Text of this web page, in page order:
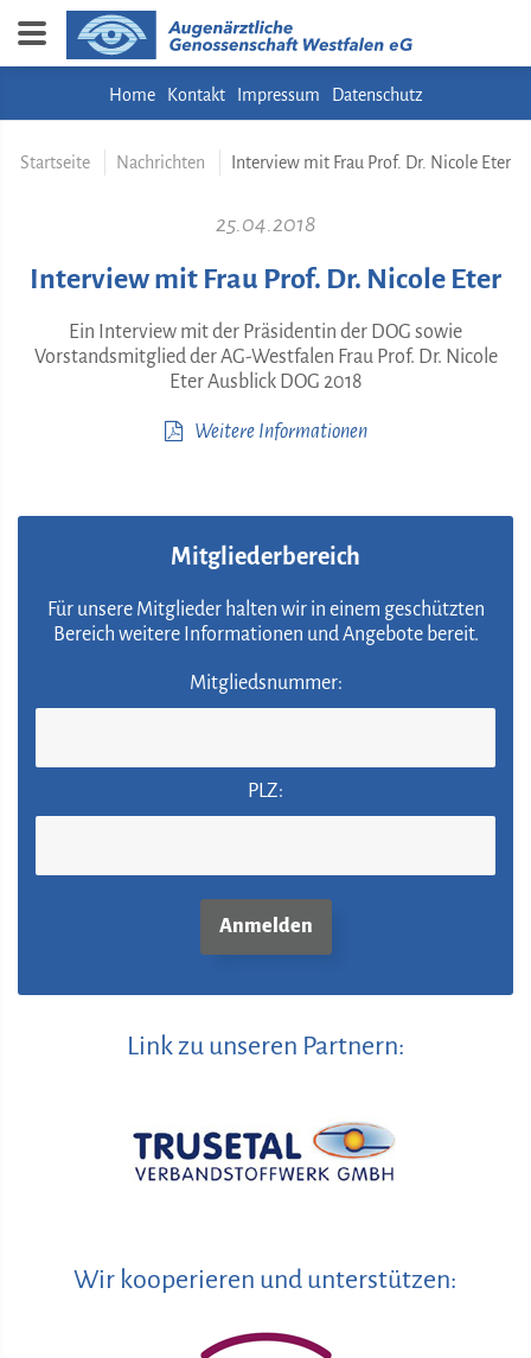
Home Kontakt Impressum Datenschutz
Startseite Nachrichten Interview mit Frau Prof. Dr. Nicole Eter
25.04.2018
Interview mit Frau Prof. Dr. Nicole Eter
Ein Interview mit der Präsidentin der DOG sowie
Vorstandsmitglied der AG-Westfalen Frau Prof. Dr. Nicole
Eter Ausblick DOG 2018
Weitere Informationen
Mitgliederbereich
Für unsere Mitglieder halten wir in einem geschützten
Bereich weitere Informationen und Angebote bereit.
Mitgliedsnummer:
PLZ:
Link zu unseren Partnern:
Wir kooperieren und unterstützen: